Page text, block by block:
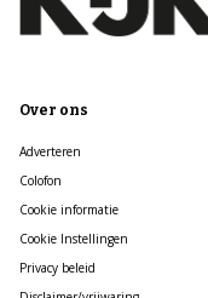
Over ons
Adverteren
Colofon
Cookie informatie
Cookie Instellingen
Privacy beleid